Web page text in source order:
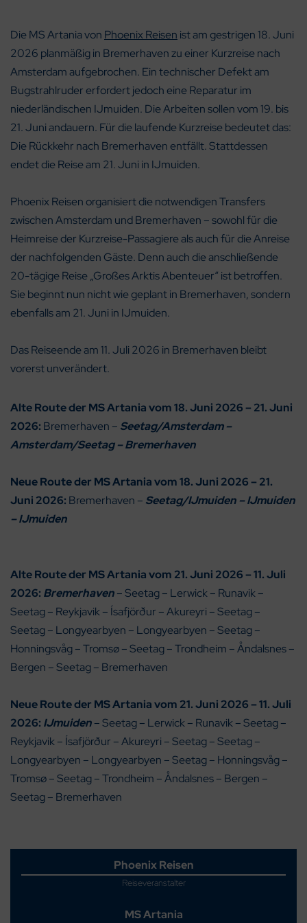
Die MS Artania von Phoenix Reisen ist am gestrigen 18. Juni
2026 planmäßig in Bremerhaven zu einer Kurzreise nach
Amsterdam aufgebrochen. Ein technischer Defekt am
Bugstrahlruder erfordert jedoch eine Reparatur im
niederländischen IJmuiden. Die Arbeiten sollen vom 19. bis
21. Juni andauern. Für die laufende Kurzreise bedeutet das:
Die Rückkehr nach Bremerhaven entfällt. Stattdessen
endet die Reise am 21. Juni in IJmuiden.
Phoenix Reisen organisiert die notwendigen Transfers
zwischen Amsterdam und Bremerhaven – sowohl für die
Heimreise der Kurzreise-Passagiere als auch für die Anreise
der nachfolgenden Gäste. Denn auch die anschließende
20-tägige Reise „Großes Arktis Abenteuer“ ist betroffen.
Sie beginnt nun nicht wie geplant in Bremerhaven, sondern
ebenfalls am 21. Juni in IJmuiden.
Das Reiseende am 11. Juli 2026 in Bremerhaven bleibt
vorerst unverändert.
Alte Route der MS Artaniavom 18. Juni 2026 – 21. Juni
2026: Bremerhaven – Seetag/Amsterdam –
Amsterdam/Seetag – Bremerhaven
Neue Route der MS Artania vom 18. Juni 2026 – 21.
Juni 2026: Bremerhaven – Seetag/IJmuiden – IJmuiden
– IJmuiden
Alte Route der MS Artaniavom 21. Juni 2026– 11. Juli
2026: Bremerhaven– Seetag – Lerwick – Runavik –
Seetag – Reykjavik – Ísafjörður – Akureyri – Seetag –
Seetag – Longyearbyen – Longyearbyen – Seetag –
Honningsvåg – Tromsø – Seetag – Trondheim – Åndalsnes –
Bergen – Seetag – Bremerhaven
Neue Route der MS Artania vom 21. Juni 2026 – 11. Juli
2026: IJmuiden– Seetag – Lerwick – Runavik – Seetag –
Reykjavik – Ísafjörður – Akureyri – Seetag – Seetag –
Longyearbyen – Longyearbyen – Seetag – Honningsvåg –
Tromsø – Seetag – Trondheim – Åndalsnes – Bergen –
Seetag – Bremerhaven
Phoenix Reisen
Reiseveranstalter
MS Artania